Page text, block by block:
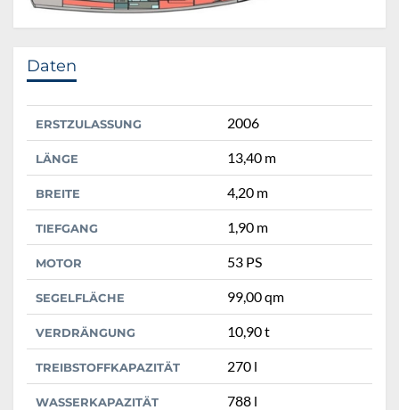
Daten
ERSTZULASSUNG 2006
LÄNGE 13,40 m
BREITE 4,20 m
TIEFGANG 1,90 m
MOTOR 53 PS
SEGELFLÄCHE 99,00 qm
VERDRÄNGUNG 10,90 t
TREIBSTOFFKAPAZITÄT 270 l
WASSERKAPAZITÄT 788 l